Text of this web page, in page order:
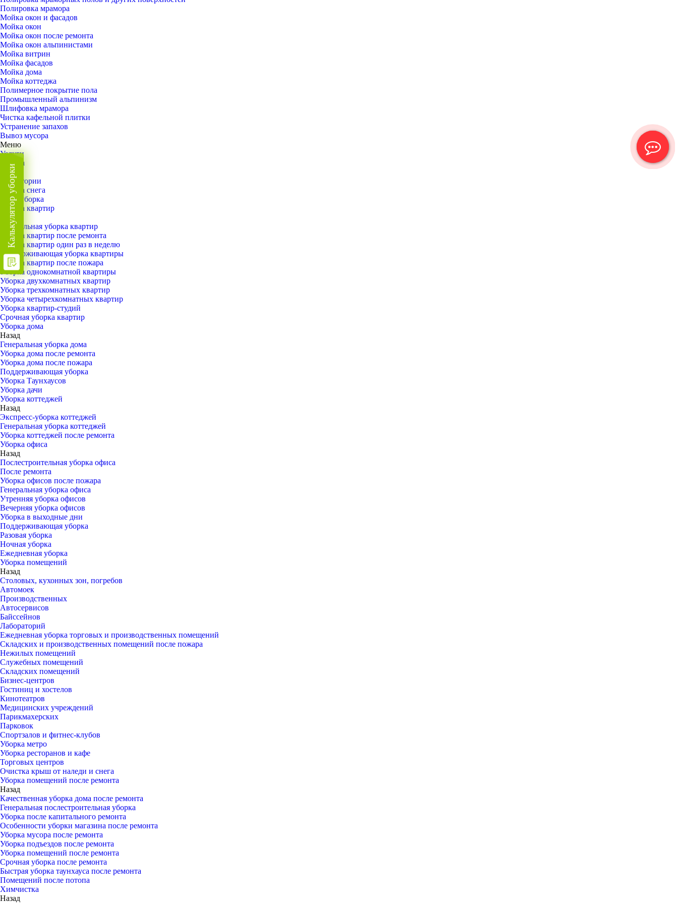
Полировка мрамора
Мойка окон и фасадов
Мойка окон
Мойка окон после ремонта
Мойка окон альпинистами
Мойка витрин
Мойка фасадов
Мойка дома
Мойка коттеджа
Полимерное покрытие пола
Промышленный альпинизм
Шлифовка мрамора
Чистка кафельной плитки
Устранение запахов
Вывоз мусора
Меню
Услуги
Уборка
Назад
Территории
Уборка снега
ВИП-уборка
Уборка квартир
Назад
Генеральная уборка квартир
Уборка квартир после ремонта
Уборка квартир один раз в неделю
Поддерживающая уборка квартиры
Уборка квартир после пожара
Уборка однокомнатной квартиры
Уборка двухкомнатных квартир
Уборка трехкомнатных квартир
Уборка четырехкомнатных квартир
Уборка квартир-студий
Срочная уборка квартир
Уборка дома
Назад
Генеральная уборка дома
Уборка дома после ремонта
Уборка дома после пожара
Поддерживающая уборка
Уборка Таунхаусов
Уборка дачи
Уборка коттеджей
Назад
Экспресс-уборка коттеджей
Генеральная уборка коттеджей
Уборка коттеджей после ремонта
Уборка офиса
Назад
Послестроительная уборка офиса
После ремонта
Уборка офисов после пожара
Генеральная уборка офиса
Утренняя уборка офисов
Вечерняя уборка офисов
Уборка в выходные дни
Поддерживающая уборка
Разовая уборка
Ночная уборка
Ежедневная уборка
Уборка помещений
Назад
Столовых, кухонных зон, погребов
Автомоек
Производственных
Автосервисов
Байссейнов
Лабораторий
Ежедневная уборка торговых и производственных помещений
Складских и производственных помещений после пожара
Нежилых помещений
Служебных помещений
Складских помещений
Бизнес-центров
Гостиниц и хостелов
Кинотеатров
Медицинских учреждений
Парикмахерских
Парковок
Спортзалов и фитнес-клубов
Уборка метро
Уборка ресторанов и кафе
Торговых центров
Очистка крыш от наледи и снега
Уборка помещений после ремонта
Назад
Качественная уборка дома после ремонта
Генеральная послестроительная уборка
Уборка после капитального ремонта
Особенности уборки магазина после ремонта
Уборка мусора после ремонта
Уборка подъездов после ремонта
Уборка помещений после ремонта
Срочная уборка после ремонта
Быстрая уборка таунхауса после ремонта
Помещений после потопа
Химчистка
Назад
Калькулятор уборки